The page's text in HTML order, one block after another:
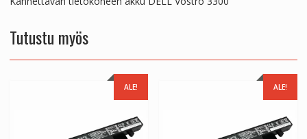
Tutustu myös
ALE! ALE!